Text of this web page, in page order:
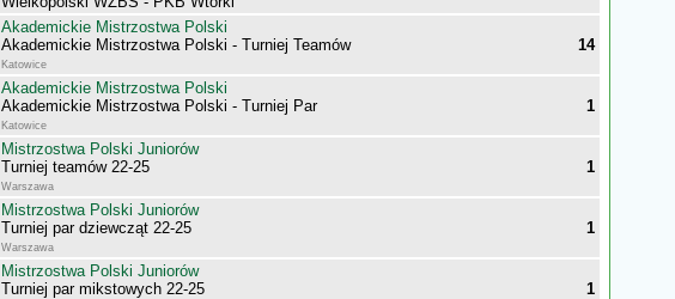
Akademickie Mistrzostwa Polski
Akademickie Mistrzostwa Polski - Turniej Teamów
Katowice
14
Akademickie Mistrzostwa Polski
Akademickie Mistrzostwa Polski - Turniej Par
Katowice
1
Mistrzostwa Polski Juniorów
Turniej teamów 22-25
Warszawa
1
Mistrzostwa Polski Juniorów
Turniej par dziewcząt 22-25
Warszawa
1
Mistrzostwa Polski Juniorów
Turniej par mikstowych 22-25
1